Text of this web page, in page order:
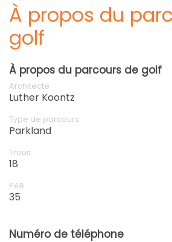
À propos du
golf
À propos du parcours de golf
Architecte
Luther Koontz
Type de parcours
Parkland
Trous
18
PAR
35
Numéro de téléphone